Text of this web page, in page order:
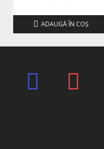
ADAUGĂ ÎN COŞ